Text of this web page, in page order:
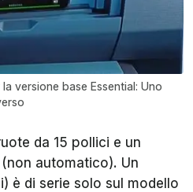
versione base Essential: Uno
da 15 pollici e un
automatico). Un
è di serie solo sul modello